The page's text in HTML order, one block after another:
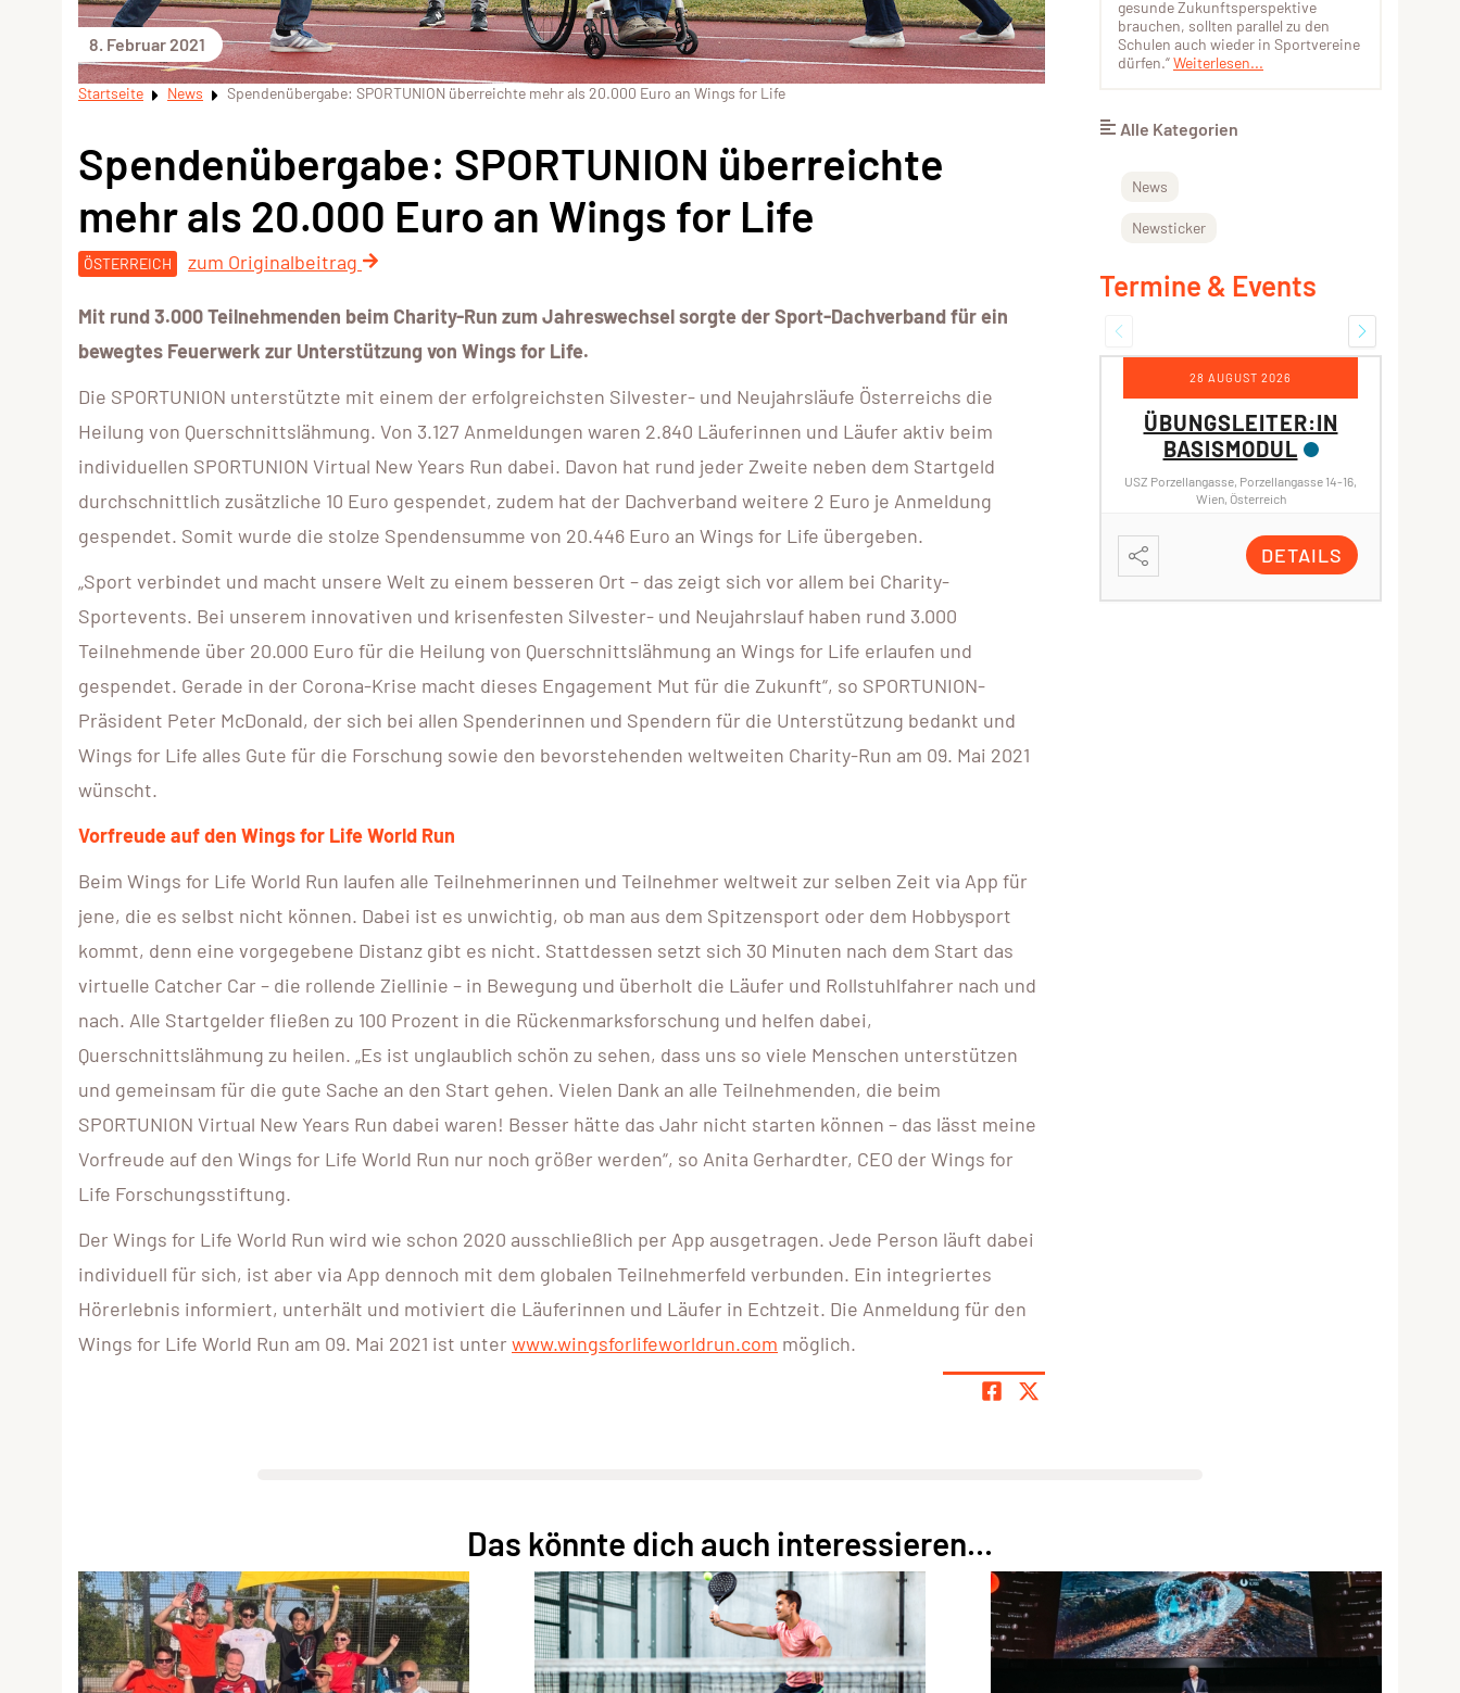
8. Februar 2021
Startseite News Spendenübergabe: SPORTUNION überreichte mehr als 20.000 Euro an Wings for Life
Spendenübergabe: SPORTUNION überreichte
mehr als 20.000 Euro an Wings for Life
ÖSTERREICH zum Originalbeitrag
Mit rund 3.000 Teilnehmenden beim Charity-Run zum Jahreswechsel sorgte der Sport-Dachverband für ein
bewegtes Feuerwerk zur Unterstützung von Wings for Life.
Die SPORTUNION unterstützte mit einem der erfolgreichsten Silvester- und Neujahrsläufe Österreichs die
Heilung von Querschnittslähmung. Von 3.127 Anmeldungen waren 2.840 Läuferinnen und Läufer aktiv beim
individuellen SPORTUNION Virtual New Years Run dabei. Davon hat rund jeder Zweite neben dem Startgeld
durchschnittlich zusätzliche 10 Euro gespendet, zudem hat der Dachverband weitere 2 Euro je Anmeldung
gespendet. Somit wurde die stolze Spendensumme von 20.446 Euro an Wings for Life übergeben.
„Sport verbindet und macht unsere Welt zu einem besseren Ort – das zeigt sich vor allem bei Charity-
Sportevents. Bei unserem innovativen und krisenfesten Silvester- und Neujahrslauf haben rund 3.000
Teilnehmende über 20.000 Euro für die Heilung von Querschnittslähmung an Wings for Life erlaufen und
gespendet. Gerade in der Corona-Krise macht dieses Engagement Mut für die Zukunft“, so SPORTUNION-
Präsident Peter McDonald, der sich bei allen Spenderinnen und Spendern für die Unterstützung bedankt und
Wings for Life alles Gute für die Forschung sowie den bevorstehenden weltweiten Charity-Run am 09. Mai 2021
wünscht.
Vorfreude auf den Wings for Life World Run
Beim Wings for Life World Run laufen alle Teilnehmerinnen und Teilnehmer weltweit zur selben Zeit via App für
jene, die es selbst nicht können. Dabei ist es unwichtig, ob man aus dem Spitzensport oder dem Hobbysport
kommt, denn eine vorgegebene Distanz gibt es nicht. Stattdessen setzt sich 30 Minuten nach dem Start das
virtuelle Catcher Car – die rollende Ziellinie – in Bewegung und überholt die Läufer und Rollstuhlfahrer nach und
nach. Alle Startgelder fließen zu 100 Prozent in die Rückenmarksforschung und helfen dabei,
Querschnittslähmung zu heilen. „Es ist unglaublich schön zu sehen, dass uns so viele Menschen unterstützen
und gemeinsam für die gute Sache an den Start gehen. Vielen Dank an alle Teilnehmenden, die beim
SPORTUNION Virtual New Years Run dabei waren! Besser hätte das Jahr nicht starten können – das lässt meine
Vorfreude auf den Wings for Life World Run nur noch größer werden“, so Anita Gerhardter, CEO der Wings for
Life Forschungsstiftung.
Der Wings for Life World Run wird wie schon 2020 ausschließlich per App ausgetragen. Jede Person läuft dabei
individuell für sich, ist aber via App dennoch mit dem globalen Teilnehmerfeld verbunden. Ein integriertes
Hörerlebnis informiert, unterhält und motiviert die Läuferinnen und Läufer in Echtzeit. Die Anmeldung für den
Wings for Life World Run am 09. Mai 2021 ist unter www.wingsforlifeworldrun.com möglich.
gesunde Zukunftsperspektive
brauchen, sollten parallel zu den
Schulen auch wieder in Sportvereine
dürfen.“Weiterlesen...
Alle Kategorien
News
Newsticker
Termine & Events
28 AUGUST 2026
ÜBUNGSLEITER:IN
BASISMODUL
USZ Porzellangasse, Porzellangasse 14-16,
Wien, Österreich
DETAILS
Das könnte dich auch interessieren...